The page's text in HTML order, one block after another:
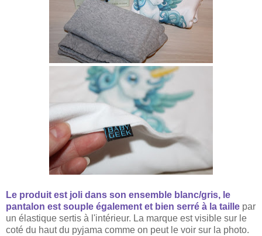
Le produit est joli dans son ensemble blanc/gris, le
pantalon est souple également et bien serré à la taille par
un élastique sertis à l'intérieur. La marque est visible sur le
coté du haut du pyjama comme on peut le voir sur la photo.